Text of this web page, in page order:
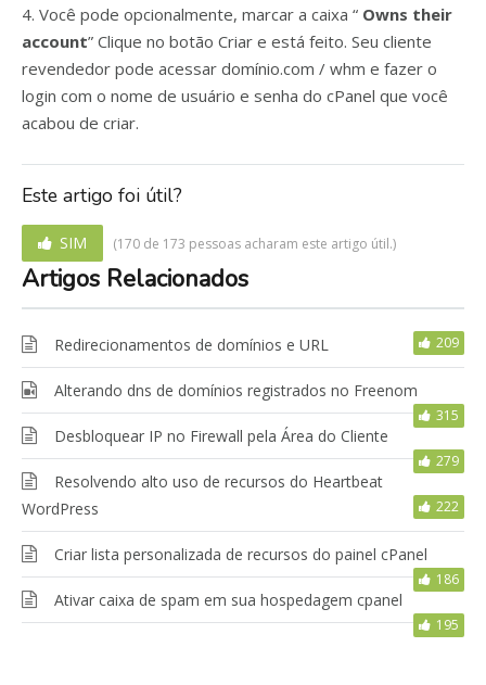
4. Você pode opcionalmente, marcar a caixa “ Owns their
account” Clique no botão Criar e está feito. Seu cliente
revendedor pode acessar domínio.com / whm e fazer o
login com o nome de usuário e senha do cPanel que você
acabou de criar.
Este artigo foi útil?
SIM (170 de 173 pessoas acharam este artigo útil.)
Artigos Relacionados
Redirecionamentos de domínios e URL 209
Alterando dns de domínios registrados no Freenom
315
Desbloquear IP no Firewall pela Área do Cliente
279
Resolvendo alto uso de recursos do Heartbeat
WordPress
222
Criar lista personalizada de recursos do painel cPanel
186
Ativar caixa de spam em sua hospedagem cpanel
195